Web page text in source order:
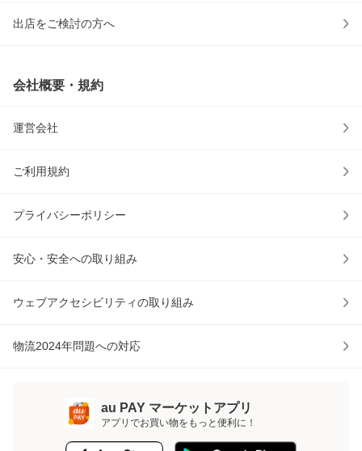
出店をご検討の方へ
会社概要・規約
運営会社
ご利用規約
プライバシーポリシー
安心・安全への取り組み
ウェブアクセシビリティの取り組み
物流2024年問題への対応
au PAY マーケットアプリ
アプリでお買い物をもっと便利に！